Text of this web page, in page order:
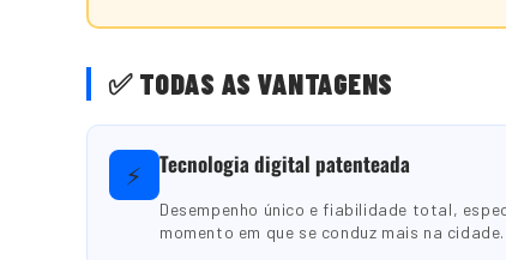
✅ TODAS AS VANTAGENS
⚡ Tecnologia digital patenteada
Desempenho único e fiabilidade total,
momento em que se conduz mais na cidade.